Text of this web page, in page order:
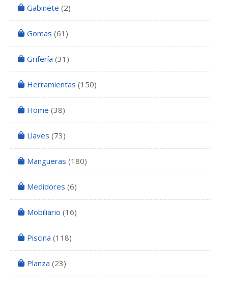
Gabinete (2)
Gomas (61)
Grifería (31)
Herramientas (150)
Home (38)
Llaves (73)
Mangueras (180)
Medidores (6)
Mobiliario (16)
Piscina (118)
Planza (23)